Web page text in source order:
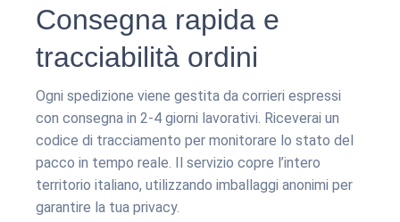
Consegna rapida e
tracciabilità ordini
Ogni spedizione viene gestita da corrieri espressi
con consegna in 2-4 giorni lavorativi. Riceverai un
codice di tracciamento per monitorare lo stato del
pacco in tempo reale. Il servizio copre l’intero
territorio italiano, utilizzando imballaggi anonimi per
garantire la tua privacy.